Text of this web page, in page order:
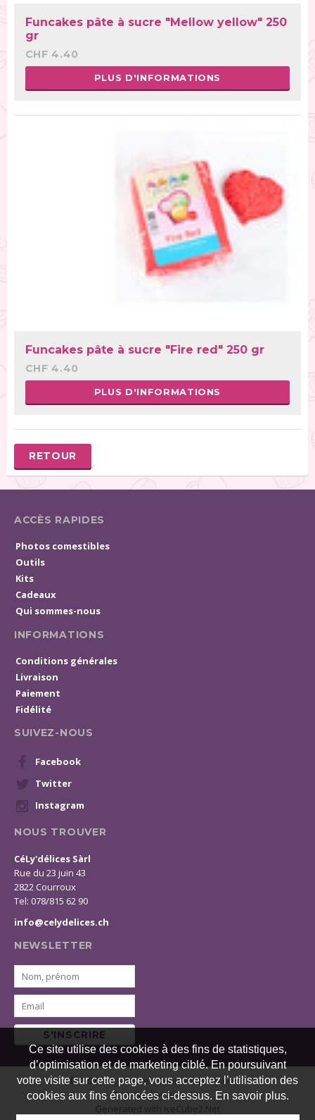
Funcakes pâte à sucre "Mellow yellow" 250
gr
CHF 4.40
PLUS D'INFORMATIONS
Funcakes pâte à sucre "Fire red" 250 gr
CHF 4.40
PLUS D'INFORMATIONS
RETOUR
ACCÈS RAPIDES
Photos comestibles
Outils
Kits
Cadeaux
Qui sommes-nous
INFORMATIONS
Conditions générales
Livraison
Paiement
Fidélité
SUIVEZ-NOUS
Facebook
Twitter
Instagram
NOUS TROUVER
CéLy'délices Sàrl
Rue du 23 juin 43
2822 Courroux
Tel: 078/815 62 90
info@celydelices.ch
NEWSLETTER
S'INSCRIRE
© 2026 CéLy'délices. Tous droits réservés
Powered by Artionet
Generated with IceCube2.Net
Ce site utilise des cookies à des fins de statistiques,
d’optimisation et de marketing ciblé. En poursuivant
votre visite sur cette page, vous acceptez l’utilisation des
cookies aux fins énoncées ci-dessus. En savoir plus.